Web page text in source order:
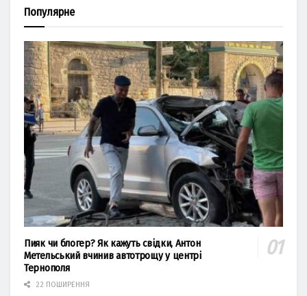
Популярне
Пияк чи блогер? Як кажуть свідки, Антон
Метельський вчинив автотрощу у центрі
Тернополя
22 ПОШИРЕННЯ